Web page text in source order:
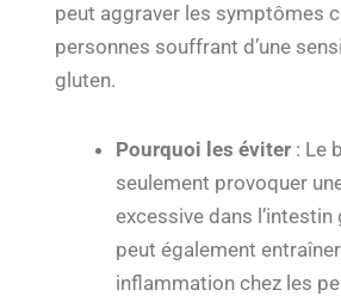
peut aggraver les symptômes
personnes souffrant d’une
gluten.
Pourquoi les éviter : Le
seulement provoquer
excessive dans l’intestin
peut également
inflammation chez les